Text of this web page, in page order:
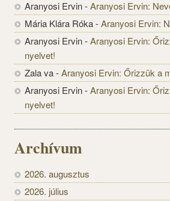
Aranyosi Ervin-Aranyosi Ervin:
Mária Klára Róka-Aranyosi Ervin:
Aranyosi Ervin-Aranyosi Ervin:
nyelvet!
Zala va-Aranyosi Ervin: Őrizzük a
Aranyosi Ervin-Aranyosi Ervin:
nyelvet!
Archívum
2026. augusztus
2026. július